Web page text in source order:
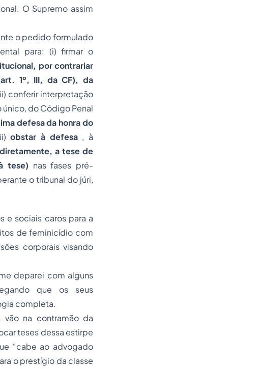
O Supremo assim
o pedido formulado
para: (i) firmar o
por contrariar
1º, III, da CF), da
conferir interpretação
único, do Código Penal
defesa da honra do
obstar à defesa , à
a tese de
tese) nas fases pré-
o tribunal do júri,
e sociais caros para a
de feminicídio com
corporais visando
deparei com alguns
que os seus
completa.
na contramão da
teses dessa estirpe
“cabe ao advogado
o prestígio da classe